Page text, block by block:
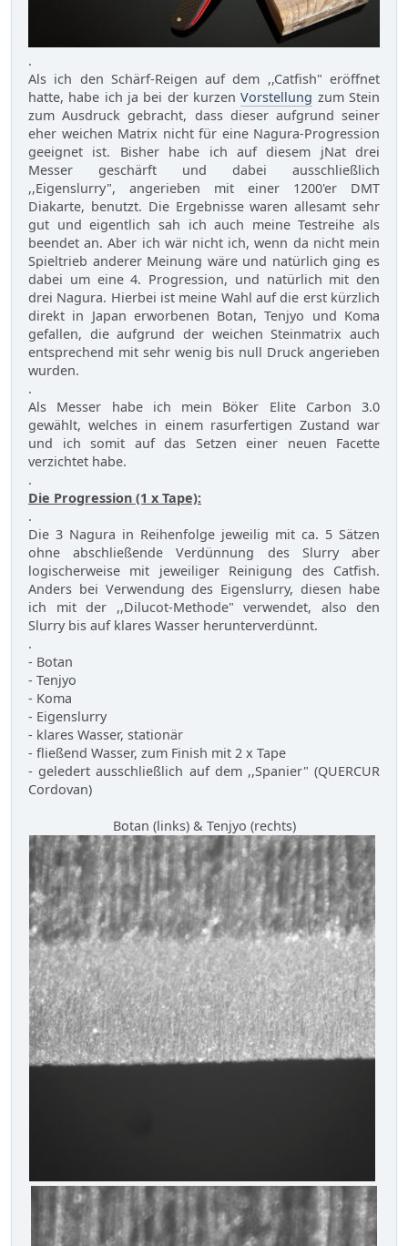
.
Als ich den Schärf-Reigen auf dem ,,Catfish" eröffnet
hatte, habe ich ja bei der kurzenVorstellung zum Stein
zum Ausdruck gebracht, dass dieser aufgrund seiner
eher weichen Matrix nicht für eine Nagura-Progression
geeignet ist. Bisher habe ich auf diesem jNat drei
Messer geschärft und dabei ausschließlich
,,Eigenslurry", angerieben mit einer 1200'er DMT
Diakarte, benutzt. Die Ergebnisse waren allesamt sehr
gut und eigentlich sah ich auch meine Testreihe als
beendet an. Aber ich wär nicht ich, wenn da nicht mein
Spieltrieb anderer Meinung wäre und natürlich ging es
dabei um eine 4. Progression, und natürlich mit den
drei Nagura. Hierbei ist meine Wahl auf die erst kürzlich
direkt in Japan erworbenen Botan, Tenjyo und Koma
gefallen, die aufgrund der weichen Steinmatrix auch
entsprechend mit sehr wenig bis null Druck angerieben
wurden.
.
Als Messer habe ich mein Böker Elite Carbon 3.0
gewählt, welches in einem rasurfertigen Zustand war
und ich somit auf das Setzen einer neuen Facette
verzichtet habe.
.
Die Progression (1 x Tape):
.
Die 3 Nagura in Reihenfolge jeweilig mit ca. 5 Sätzen
ohne abschließende Verdünnung des Slurry aber
logischerweise mit jeweiliger Reinigung des Catfish.
Anders bei Verwendung des Eigenslurry, diesen habe
ich mit der ,,Dilucot-Methode" verwendet, also den
Slurry bis auf klares Wasser herunterverdünnt.
.
- Botan
- Tenjyo
- Koma
- Eigenslurry
- klares Wasser, stationär
- fließend Wasser, zum Finish mit 2 x Tape
- geledert ausschließlich auf dem ,,Spanier" (QUERCUR
Cordovan)
Botan (links) & Tenjyo (rechts)